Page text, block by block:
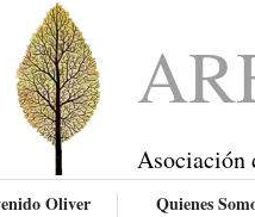
Asociación
Oliver Quienes